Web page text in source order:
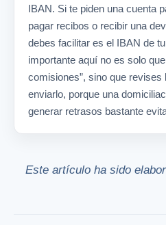
IBAN. Si te piden una cuenta
pagar recibos o recibir una
debes facilitar es el IBAN de
importante aquí no es solo
comisiones”, sino que revises
enviarlo, porque una
generar retrasos bastante
Este artículo ha sido